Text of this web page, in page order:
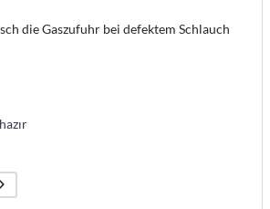
die Gaszufuhr bei defektem Schlauch